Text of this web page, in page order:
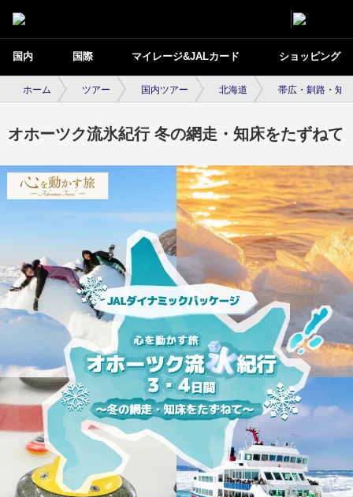
国内 国際 マイレージ&JALカード ショッピング
ホーム ツアー 国内ツアー 北海道 帯広・釧路・知
オホーツク流氷紀行 冬の網走・知床をたずねて